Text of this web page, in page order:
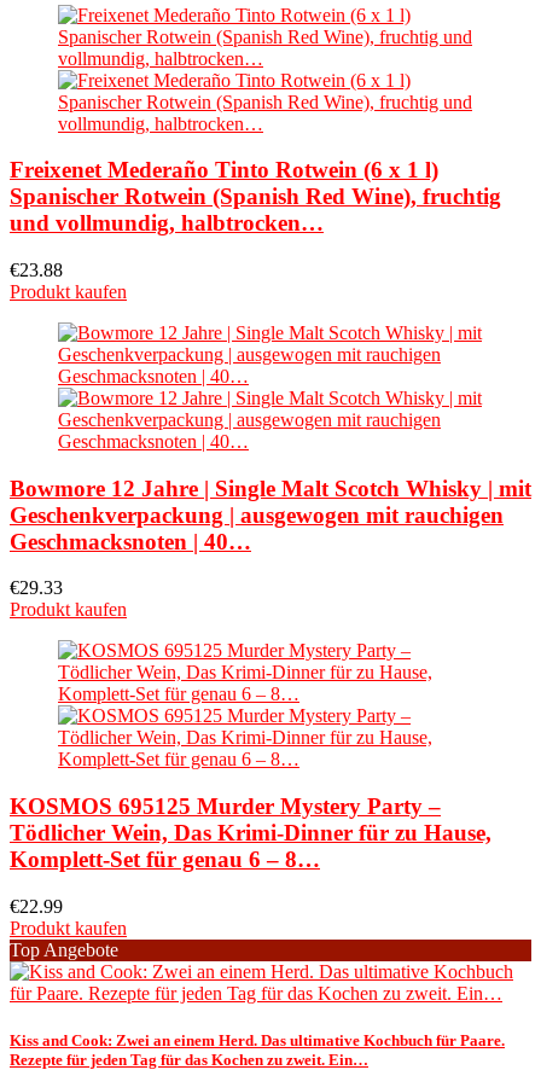
Freixenet Mederaño Tinto Rotwein (6 x 1 l)
Spanischer Rotwein (Spanish Red Wine), fruchtig
und vollmundig, halbtrocken…
€23.88
Produkt kaufen
Bowmore 12 Jahre | Single Malt Scotch Whisky | mit
Geschenkverpackung | ausgewogen mit rauchigen
Geschmacksnoten | 40…
€29.33
Produkt kaufen
KOSMOS ‎695125 Murder Mystery Party –
Tödlicher Wein, Das Krimi-Dinner für zu Hause,
Komplett-Set für genau 6 – 8…
€22.99
Produkt kaufen
Top Angebote
Kiss and Cook: Zwei an einem Herd. Das ultimative Kochbuch für Paare.
Rezepte für jeden Tag für das Kochen zu zweit. Ein…